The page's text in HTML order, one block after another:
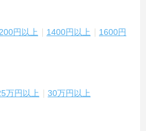
円以上 1400円以上
1600円
万円以上 30万円以上